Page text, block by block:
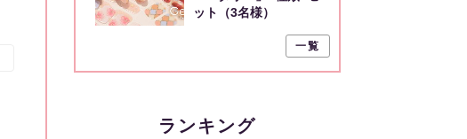
ット（3名様）
一覧
ランキング